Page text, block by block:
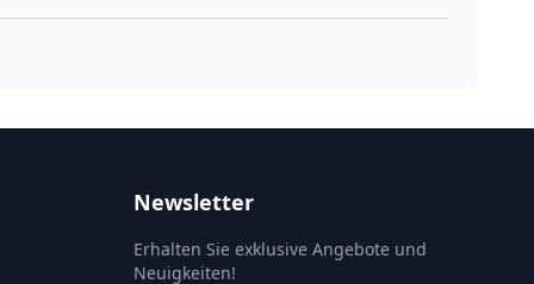
Newsletter
Erhalten Sie exklusive Angebote und
Neuigkeiten!